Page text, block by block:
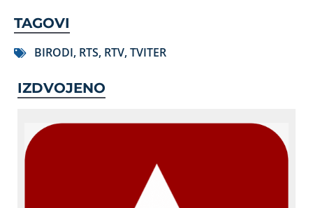
TAGOVI
BIRODI, RTS, RTV,TVITER
IZDVOJENO